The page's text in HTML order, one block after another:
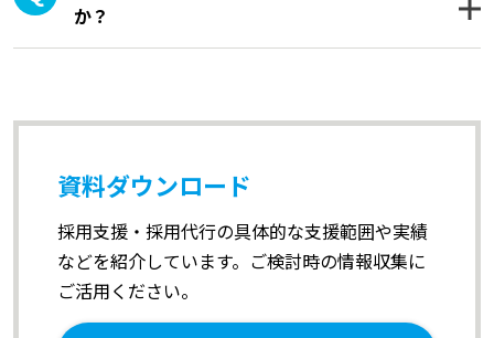
か？
資料ダウンロード
採用支援・採用代行の具体的な支援範囲や実績
などを紹介しています。ご検討時の情報収集に
ご活用ください。